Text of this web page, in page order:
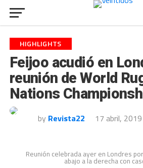
HIGHLIGHTS
Feijoo acudió en
reunión de World
Nations
by Revista22 17 abril, 2019
Reunión celebrada ayer en Londres
abajo a la derecha con